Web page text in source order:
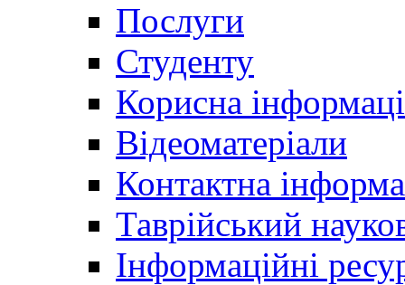
Послуги
Студенту
Корисна
Відеоматеріали
Контактна
Таврійський
Інформаційні